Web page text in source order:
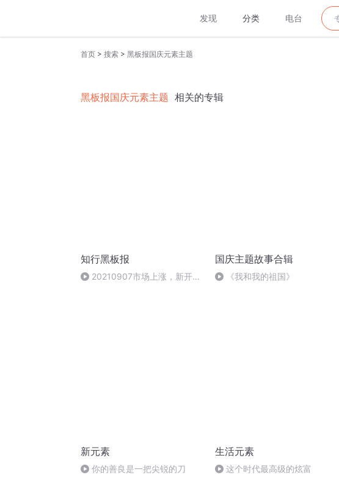
发现 分类 电台
首页 > 搜索 > 黑板报国庆元素主题
黑板报国庆元素主题 相关的专辑
知行黑板报
20210907市场上涨，新开一
国庆主题故事合辑
《我和我的祖国》
新元素
你的善良是一把尖锐的刀
生活元素
这个时代最高级的炫富